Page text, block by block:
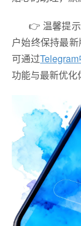
👉 温馨提示
户始终保持最
可通过
功能与最新优化